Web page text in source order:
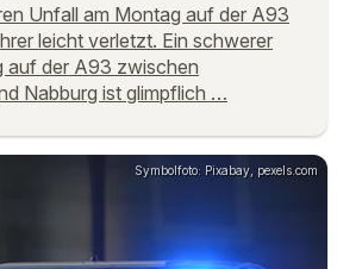
Unfall am Montag auf der A93
leicht verletzt. Ein schwerer
auf der A93 zwischen
Nabburg ist glimpflich …
Symbolfoto: Pixabay, pexels.com